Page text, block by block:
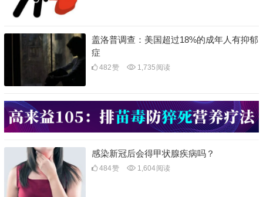
盖洛普调查：美国超过18%的成年人有抑郁
症
482赞 1,735 阅读
感染新冠后会得甲状腺疾病吗？
484赞 1,604阅读